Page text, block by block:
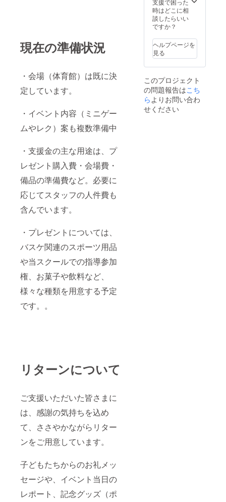
現在の準備状況
・会場（体育館）は既に決
定しています。
・イベント内容（ミニゲー
ムやレク）案も複数準備中
・支援金の主な用途は、プ
レゼント購入費・会場費・
備品の準備費など。必要に
応じてスタッフの人件費も
含んでいます。
・プレゼントについては、
バスケ関連のスポーツ用品
や当スクールでの指導参加
権、お菓子や飲料など、
様々な種類を用意する予定
です。。
リターンについて
ご支援いただいた皆さまに
は、感謝の気持ちを込め
て、ささやかながらリター
ンをご用意しています。
子どもたちからのお礼メッ
セージや、イベント当日の
レポート、記念グッズ（ポ
像は高
解像度
のもの
意くだ
さい。
・掲載
月の前
まで
に、記
事デー
タ一式
をご提
時はどこに相
談したらいい
ですか？
ヘルプページを
見る
このプロジェクト
の問題報告はこち
ら よりお問い合わ
せください